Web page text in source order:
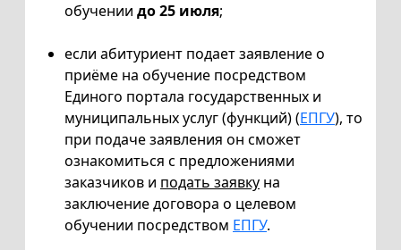
обучении до 25 июля;
если абитуриент подает заявление о
приёме на обучение посредством
Единого портала государственных и
муниципальных услуг (функций) (ЕПГУ), то
при подаче заявления он сможет
ознакомиться с предложениями
заказчиков и подать заявку на
заключение договора о целевом
обучении посредством ЕПГУ.